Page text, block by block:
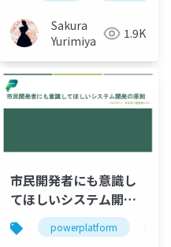
Sakura
Yurimiya
1.9K
jpaugosaka sharepoint
市民開発者にも意識し
てほしいシステム開発
の原則powerplatform